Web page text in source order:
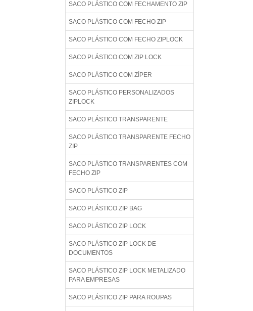
SACO PLÁSTICO COM FECHAMENTO ZIP
SACO PLÁSTICO COM FECHO ZIP
SACO PLÁSTICO COM FECHO ZIPLOCK
SACO PLÁSTICO COM ZIP LOCK
SACO PLÁSTICO COM ZÍPER
SACO PLÁSTICO PERSONALIZADOS
ZIPLOCK
SACO PLÁSTICO TRANSPARENTE
SACO PLÁSTICO TRANSPARENTE FECHO
ZIP
SACO PLÁSTICO TRANSPARENTES COM
FECHO ZIP
SACO PLÁSTICO ZIP
SACO PLÁSTICO ZIP BAG
SACO PLÁSTICO ZIP LOCK
SACO PLÁSTICO ZIP LOCK DE
DOCUMENTOS
SACO PLÁSTICO ZIP LOCK METALIZADO
PARA EMPRESAS
SACO PLÁSTICO ZIP PARA ROUPAS